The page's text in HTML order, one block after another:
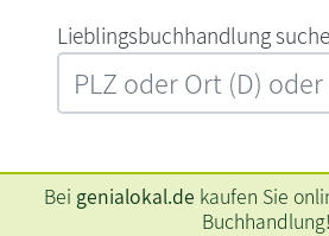
L‍i‍e‍b‍l‍i‍n‍g‍s‍b‍u‍c‍h‍h‍a‍n‍d‍l‍u‍n‍g‍
Bei genialokal.de kaufen Sie
Buchhandlung!